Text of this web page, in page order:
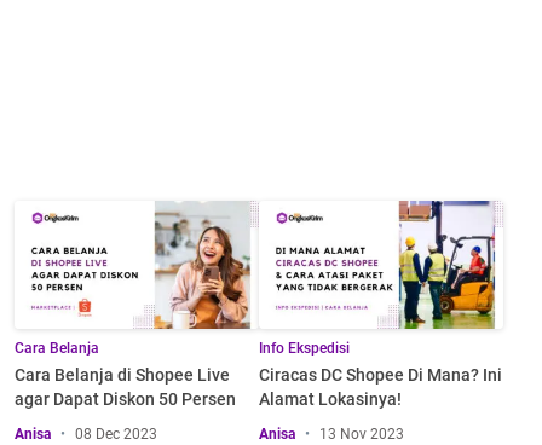
Cara Belanja
Cara Belanja di Shopee Live
agar Dapat Diskon 50 Persen
Anisa 08 Dec 2023
Info Ekspedisi
Ciracas DC Shopee Di Mana? Ini
Alamat Lokasinya!
Anisa 13 Nov 2023